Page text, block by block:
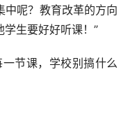
中呢？教育改革的方向
生要好好听课！”
节课，学校别搞什么